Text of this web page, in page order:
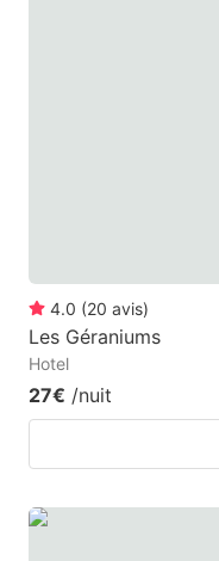
4.0 (20 avis)
Les Géraniums
Hotel
27€ /nuit